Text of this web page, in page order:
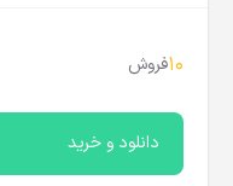
10فروش
دانلود و خرید